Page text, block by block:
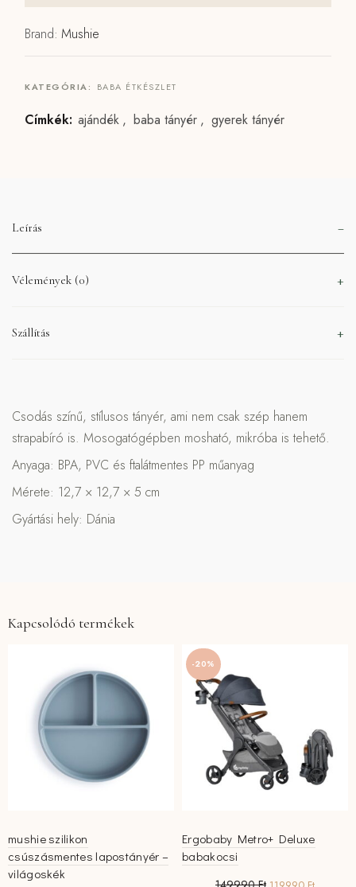
Brand: Mushie
KATEGÓRIA: BABA ÉTKÉSZLET
Címkék: ajándék , baba tányér , gyerek tányér
Leírás
Vélemények (0)
Szállítás
Csodás színű, stílusos tányér, ami nem csak szép hanem
strapabíró is. Mosogatógépben mosható, mikróba is tehető.
Anyaga: BPA, PVC és ftalátmentes PP műanyag
Mérete: 12,7 × 12,7 × 5 cm
Gyártási hely: Dánia
Kapcsolódó termékek
mushie szilikon
csúszásmentes lapostányér –
világoskék
-20%
Ergobaby Metro+ Deluxe
babakocsi
Original Current